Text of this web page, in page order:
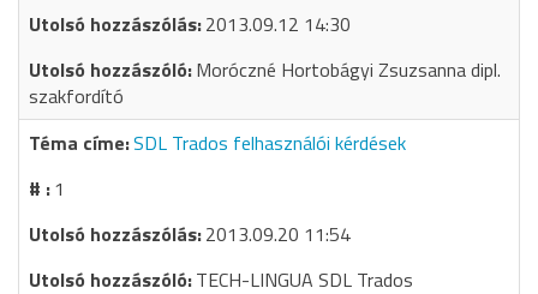
2013.09.12 14:30
Moróczné Hortobágyi Zsuzsanna dipl.
szakfordító
SDL Trados felhasználói kérdések
1
2013.09.20 11:54
TECH-LINGUA SDL Trados